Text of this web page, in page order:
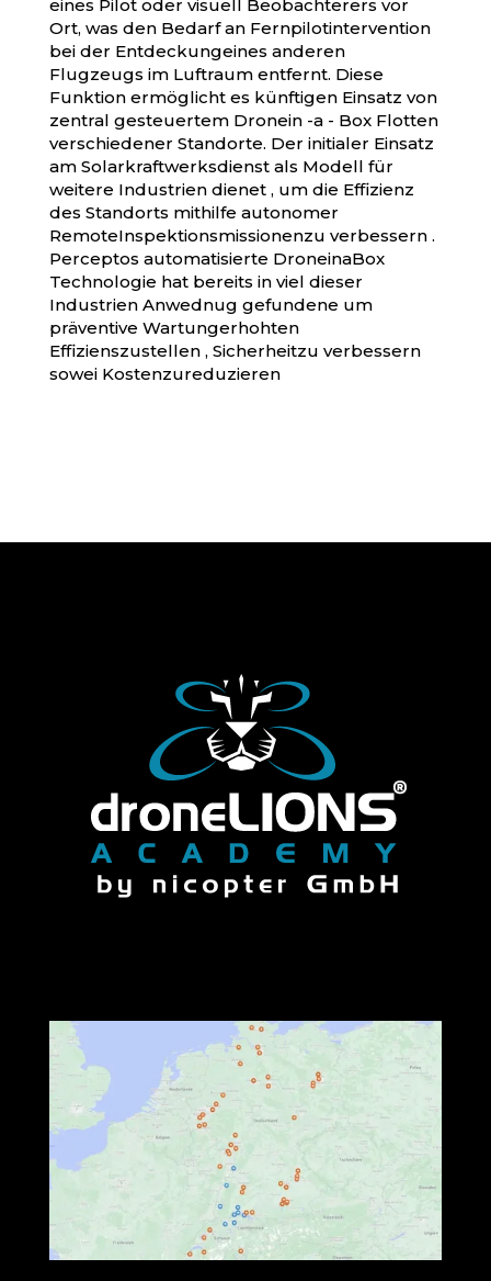
eines Pilot oder visuell Beobachterers vor
Ort, was den Bedarf an Fernpilotintervention
bei der Entdeckungeines anderen
Flugzeugs im Luftraum entfernt. Diese
Funktion ermöglicht es künftigen Einsatz von
zentral gesteuertem Dronein -a - Box Flotten
verschiedener Standorte. Der initialer Einsatz
am Solarkraftwerksdienst als Modell für
weitere Industrien dienet , um die Effizienz
des Standorts mithilfe autonomer
RemoteInspektionsmissionenzu verbessern .
Perceptos automatisierte DroneinaBox
Technologie hat bereits in viel dieser
Industrien Anwednug gefundene um
präventive Wartungerhohten
Effizienszustellen , Sicherheitzu verbessern
sowei Kostenzureduzieren